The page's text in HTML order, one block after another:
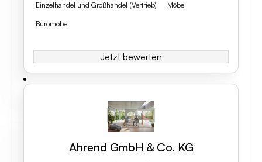
Einzelhandel und Großhandel (Vertrieb) Möbel
Büromöbel
Jetzt bewerten
Ahrend GmbH & Co. KG